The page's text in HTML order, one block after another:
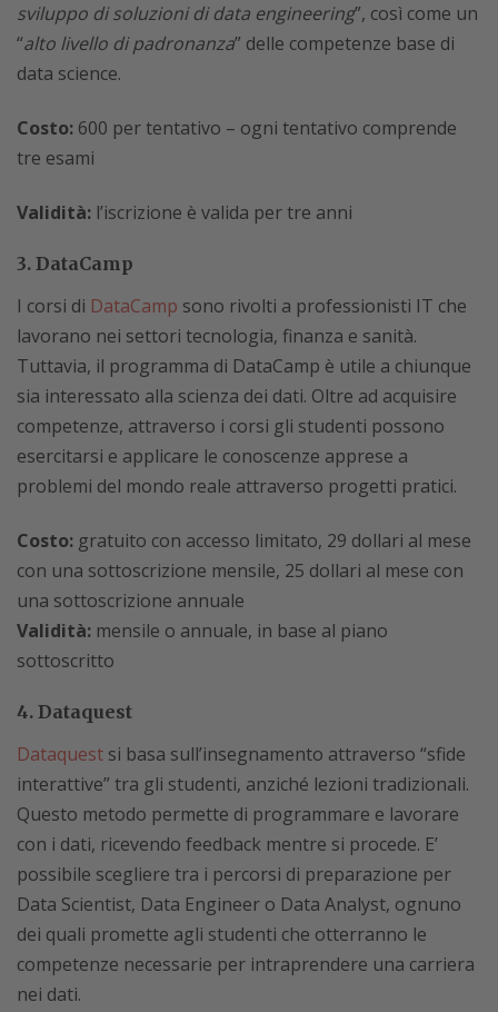
sviluppo di soluzioni di data engineering”, così come un
“alto livello di padronanza” delle competenze base di
data science.
Costo: 600 per tentativo – ogni tentativo comprende
tre esami
Validità: l’iscrizione è valida per tre anni
3. DataCamp
I corsi di DataCamp sono rivolti a professionisti IT che
lavorano nei settori tecnologia, finanza e sanità.
Tuttavia, il programma di DataCamp è utile a chiunque
sia interessato alla scienza dei dati. Oltre ad acquisire
competenze, attraverso i corsi gli studenti possono
esercitarsi e applicare le conoscenze apprese a
problemi del mondo reale attraverso progetti pratici.
Costo: gratuito con accesso limitato, 29 dollari al mese
con una sottoscrizione mensile, 25 dollari al mese con
una sottoscrizione annuale
Validità: mensile o annuale, in base al piano
sottoscritto
4. Dataquest
Dataquest si basa sull’insegnamento attraverso “sfide
interattive” tra gli studenti, anziché lezioni tradizionali.
Questo metodo permette di programmare e lavorare
con i dati, ricevendo feedback mentre si procede. E’
possibile scegliere tra i percorsi di preparazione per
Data Scientist, Data Engineer o Data Analyst, ognuno
dei quali promette agli studenti che otterranno le
competenze necessarie per intraprendere una carriera
nei dati.